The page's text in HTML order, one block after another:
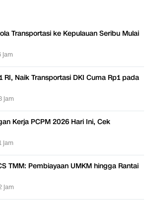
Transportasi ke Kepulauan Seribu Mulai
jam
RI, Naik Transportasi DKI Cuma Rp1 pada
jam
Kerja PCPM 2026 Hari Ini, Cek
jam
TMM: Pembiayaan UMKM hingga Rantai
jam